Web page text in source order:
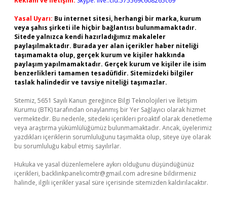
Yasal Uyarı: Bu internet sitesi, herhangi bir marka, kurum
veya şahıs şirketi ile hiçbir bağlantısı bulunmamaktadır.
Sitede yalnızca kendi hazırladığımız makaleler
paylaşılmaktadır. Burada yer alan içerikler haber niteliği
taşımamakta olup, gerçek kurum ve kişiler hakkında
paylaşım yapılmamaktadır. Gerçek kurum ve kişiler ile isim
benzerlikleri tamamen tesadüfidir. Sitemizdeki bilgiler
taslak halindedir ve tavsiye niteliği taşımazlar.
Sitemiz, 5651 Sayılı Kanun gereğince Bilgi Teknolojileri ve İletişim
Kurumu (BTK) tarafından onaylanmış bir Yer Sağlayıcı olarak hizmet
vermektedir. Bu nedenle, sitedeki içerikleri proaktif olarak denetleme
veya araştırma yükümlülüğümüz bulunmamaktadır. Ancak, üyelerimiz
yazdıkları içeriklerin sorumluluğunu taşımakta olup, siteye üye olarak
bu sorumluluğu kabul etmiş sayılırlar.
Hukuka ve yasal düzenlemelere aykırı olduğunu düşündüğünüz
içerikleri, backlinkpanelicomtr@gmail.com adresine bildirmeniz
halinde, ilgili içerikler yasal süre içerisinde sitemizden kaldırılacaktır.